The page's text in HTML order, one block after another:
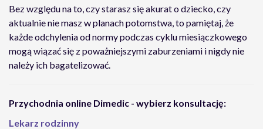
Bez względu na to, czy starasz się akurat o dziecko, czy
aktualnie nie masz w planach potomstwa, to pamiętaj, że
każde odchylenia od normy podczas cyklu miesiączkowego
mogą wiązać się z poważniejszymi zaburzeniami i nigdy nie
należy ich bagatelizować.
Przychodnia online Dimedic - wybierz konsultację:
Lekarz rodzinny